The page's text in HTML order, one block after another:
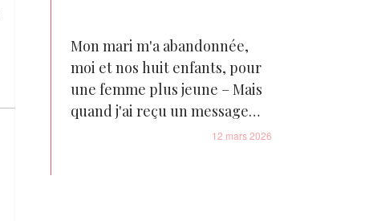
pour confronter mon mari et
je suis restée sans voix
Mon mari m'a abandonnée,
moi et nos huit enfants, pour
une femme plus jeune – Mais
quand j'ai reçu un message
vocal de sa part à 2 heures du
12 mars 2026